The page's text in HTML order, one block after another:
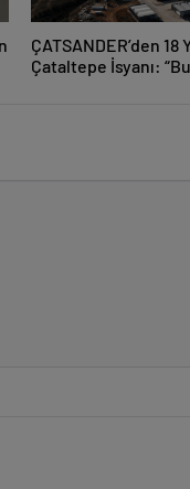
ÇATSANDER’den 18
Çataltepe İsyanı: